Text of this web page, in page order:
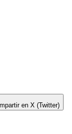
en X (Twitter)